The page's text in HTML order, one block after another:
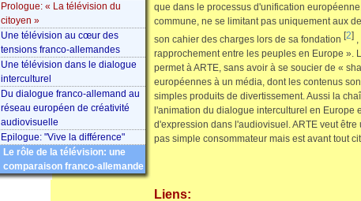
Prologue: « La télévision du
citoyen »
Une télévision au cœur des
tensions franco-allemandes
Une télévision dans le dialogue
interculturel
Du dialogue franco-allemand au
réseau européen de créativité
audiovisuelle
Epilogue: "Vive la différence"
Le rôle de la télévision: une
comparaison franco-allemande
que dans le processus d'unification
commune, ne se limitant pas uniquement aux
son cahier des charges lors de sa fondation [2],
rapprochement entre les peuples en Europe ».
permet à ARTE, sans avoir à se soucier de «
européennes à un média, dont les contenus
simples produits de divertissement. Aussi la
l'animation du dialogue interculturel en Europe
d'expression dans l'audiovisuel. ARTE veut
pas simple consommateur mais est avant tout
Liens: